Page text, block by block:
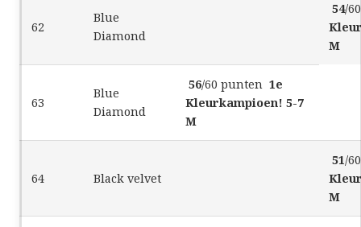
62
Blue
Diamond
54/
M
63
Blue
Diamond
56/60 punten 1e
Kleurkampioen! 5-7
M
64 Black velvet
51/
M